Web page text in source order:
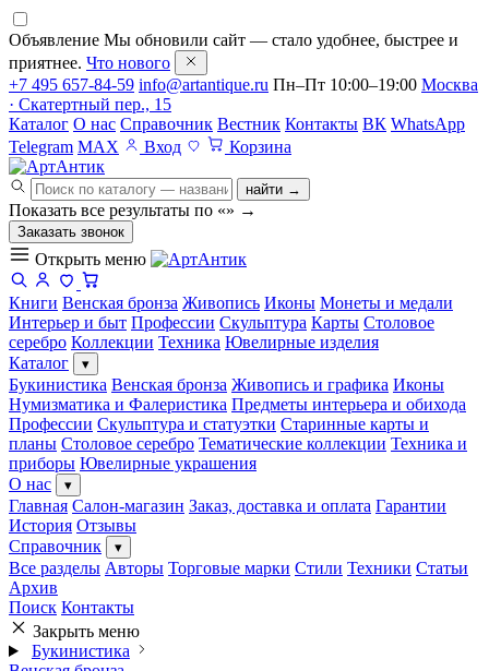
Объявление Мы обновили сайт — стало удобнее, быстрее и
приятнее. Что нового
+7 495 657-84-59 info@artantique.ru Пн–Пт 10:00–19:00 Москва
· Скатертный пер., 15
Каталог О нас Справочник Вестник Контакты ВК WhatsApp
Telegram MAX Вход Корзина
найти →
Показать все результаты по «» →
Заказать звонок
Открыть меню
Книги Венская бронза Живопись Иконы Монеты и медали
Интерьер и быт Профессии Скульптура Карты Столовое
серебро Коллекции Техника Ювелирные изделия
Каталог
▾
Букинистика Венская бронза Живопись и графика Иконы
Нумизматика и Фалеристика Предметы интерьера и обихода
Профессии Скульптура и статуэтки Старинные карты и
планы Столовое серебро Тематические коллекции Техника и
приборы Ювелирные украшения
О нас
▾
Главная Салон-магазин Заказ, доставка и оплата Гарантии
История Отзывы
Справочник
▾
Все разделы Авторы Торговые марки Стили Техники Статьи
Архив
Поиск Контакты
Закрыть меню
Букинистика